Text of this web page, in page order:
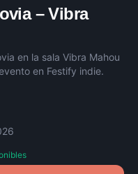
–Vibra
en la sala Vibra Mahou
en Festify indie.